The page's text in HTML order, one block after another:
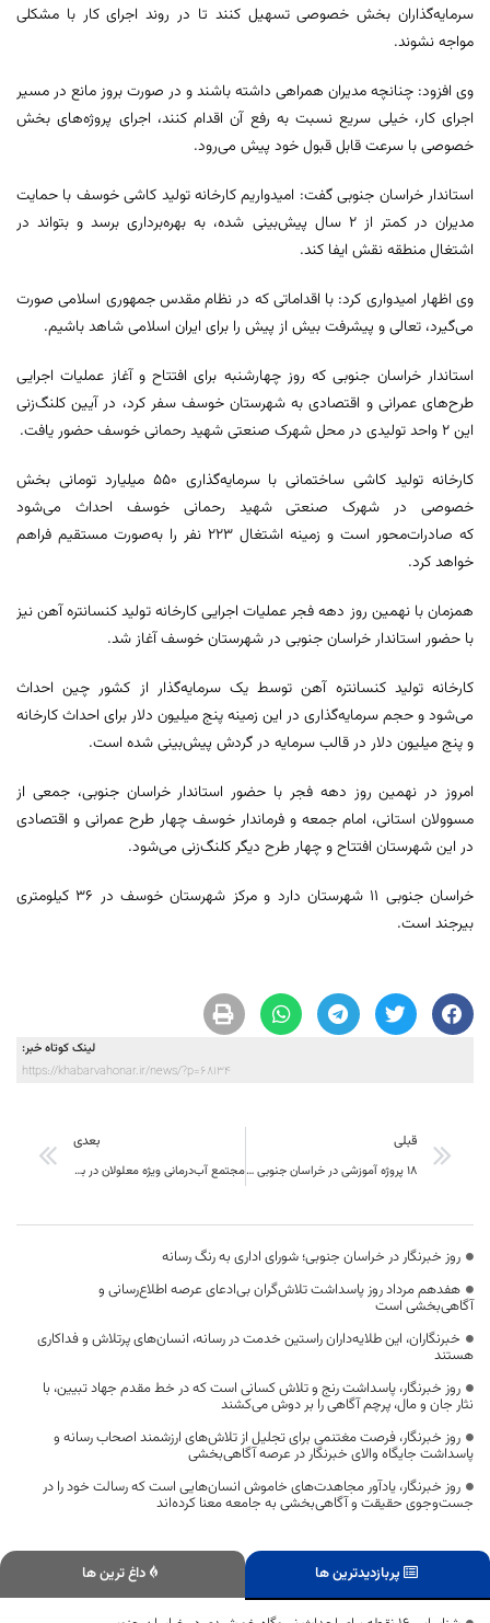
سرمایه‌گذاران بخش خصوصی تسهیل کنند تا در روند اجرای کار با مشکلی
مواجه نشوند.
وی افزود: چنانچه مدیران همراهی داشته باشند و در صورت بروز مانع در مسیر
اجرای کار، خیلی سریع نسبت به رفع آن اقدام کنند، اجرای پروژه‌های بخش
خصوصی با سرعت قابل قبول خود پیش می‌رود.
استاندار خراسان جنوبی گفت: امیدواریم کارخانه تولید کاشی خوسف با حمایت
مدیران در کمتر از ۲ سال پیش‌بینی شده، به بهره‌برداری برسد و بتواند در
اشتغال منطقه نقش ایفا کند.
وی اظهار امیدواری کرد: با اقداماتی که در نظام مقدس جمهوری اسلامی صورت
می‌گیرد، تعالی و پیشرفت بیش از پیش را برای ایران اسلامی شاهد باشیم.
استاندار خراسان جنوبی که روز چهارشنبه برای افتتاح و آغاز عملیات اجرایی
طرح‌های عمرانی و اقتصادی به شهرستان خوسف سفر کرد، در آیین کلنگ‌زنی
این ۲ واحد تولیدی در محل شهرک صنعتی شهید رحمانی خوسف حضور یافت.
کارخانه تولید کاشی ساختمانی با سرمایه‌گذاری ۵۵۰ میلیارد تومانی بخش
خصوصی در شهرک صنعتی شهید رحمانی خوسف احداث می‌شود
که صادرات‌محور است و زمینه اشتغال ۲۲۳ نفر را به‌صورت مستقیم فراهم
خواهد کرد.
همزمان با نهمین روز دهه فجر عملیات اجرایی کارخانه تولید کنسانتره آهن نیز
با حضور استاندار خراسان جنوبی در شهرستان خوسف آغاز شد.
کارخانه تولید کنسانتره آهن توسط یک سرمایه‌گذار از کشور چین احداث
می‌شود و حجم سرمایه‌گذاری در این زمینه پنج میلیون دلار برای احداث کارخانه
و پنج میلیون دلار در قالب سرمایه در گردش پیش‌بینی شده است.
امروز در نهمین روز دهه فجر با حضور استاندار خراسان جنوبی، جمعی از
مسوولان استانی، امام جمعه و فرماندار خوسف چهار طرح عمرانی و اقتصادی
در این شهرستان افتتاح و چهار طرح دیگر کلنگ‌زنی می‌شود.
خراسان جنوبی ۱۱ شهرستان دارد و مرکز شهرستان خوسف در ۳۶ کیلومتری
بیرجند است.
لینک کوتاه خبر:
https://khabarvahonar.ir/news/?p=68134
قبلی
۱۸ پروژه آموزشی در خراسان جنوبی به بهره‌برداری رسید
بعدی
مجتمع آب‌درمانی ویژه معلولان در بیرجند به بهره‌برداری رسید
روز خبرنگار در خراسان جنوبی؛ شورای اداری به رنگ رسانه
هفدهم مرداد روز پاسداشت تلاش‌گران بی‌ادعای عرصه اطلاع‌رسانی و
آگاهی‌بخشی است
خبرنگاران، این طلایه‌داران راستین خدمت در رسانه، انسان‌های پرتلاش و فداکاری
هستند
روز خبرنگار، پاسداشت رنج و تلاش کسانی است که در خط مقدم جهاد تبیین، با
نثار جان و مال، پرچم آگاهی را بر دوش می‌کشند
روز خبرنگار، فرصت مغتنمی برای تجلیل از تلاش‌های ارزشمند اصحاب رسانه و
پاسداشت جایگاه والای خبرنگار در عرصه آگاهی‌بخشی
روز خبرنگار، یادآور مجاهدت‌های خاموش انسان‌هایی است که رسالت خود را در
جست‌وجوی حقیقت و آگاهی‌بخشی به جامعه معنا کرده‌اند
پربازدیدترین ها داغ ترین ها